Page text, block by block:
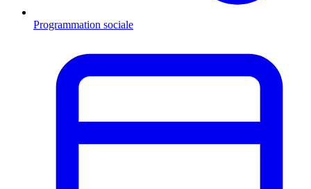
Programmation sociale